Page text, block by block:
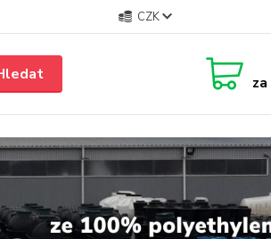
CZK
za